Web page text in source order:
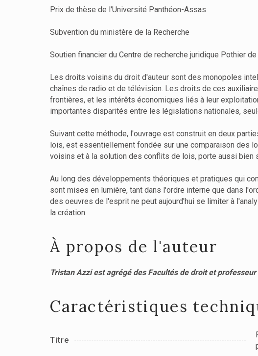
Prix de thèse de l'Université Panthéon-Assas
Subvention du ministère de la Recherche
Soutien financier du Centre de recherche juridique Pothier
Les droits voisins du droit d'auteur sont des monopoles
chaînes de radio et de télévision. Les droits de ces
frontières, et les intérêts économiques liés à leur
importantes disparités entre les législations nationales,
Suivant cette méthode, l'ouvrage est construit en deux
lois, est essentiellement fondée sur une comparaison des
voisins et à la solution des conflits de lois, porte aussi
Au long des développements théoriques et pratiques qui
sont mises en lumière, tant dans l'ordre interne que dans
des oeuvres de l'esprit ne peut aujourd'hui se limiter à
la création.
À propos de l'auteur
Tristan Azzi est agrégé des Facultés de droit et
Caractéristiques
Titre